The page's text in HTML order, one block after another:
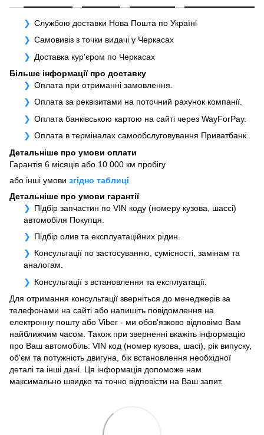
Службою доставки Нова Пошта по Україні
Самовивіз з точки видачі у Черкасах
Доставка кур'єром по Черкасах
Більше інформації про доставку
Оплата при отриманні замовлення.
Оплата за реквізитами на поточний рахунок компанії.
Оплата банківською картою на сайті через WayForPay.
Оплата в терміналах самообслуговування Приватбанк.
Детальніше про умови оплати
Гарантія 6 місяців або 10 000 км пробігу
або інші умови згідно таблиці
Детальніше про умови гарантії
Підбір запчастин по VIN коду (номеру кузова, шассі)
автомобіля Покупця.
Підбір олив та експлуатаційних рідин.
Консультації по застосуванню, сумісності, замінам та
аналогам.
Консультації з встановлення та експлуатації.
Для отримання консультації зверніться до менеджерів за
телефонами на сайті або напишіть повідомлення на
електронну пошту або Viber - ми обов'язково відповімо Вам
найближчим часом. Також при зверненні вкажіть інформацію
про Ваш автомобіль: VIN код (номер кузова, шасі), рік випуску,
об'єм та потужність двигуна, бік встановлення необхідної
деталі та інші дані. Ця інформація допоможе нам
максимально швидко та точно відповісти на Ваш запит.